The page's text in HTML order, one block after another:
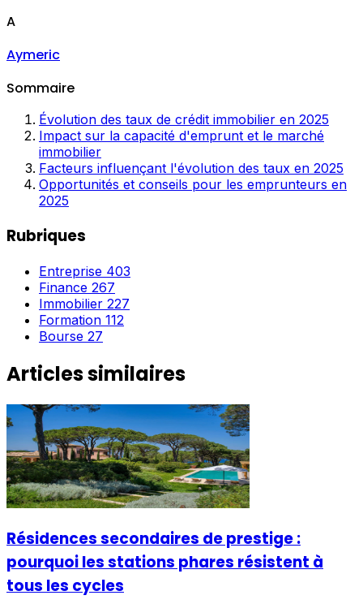
A
Aymeric
Sommaire
Évolution des taux de crédit immobilier en 2025
Impact sur la capacité d'emprunt et le marché
immobilier
Facteurs influençant l'évolution des taux en 2025
Opportunités et conseils pour les emprunteurs en
2025
Rubriques
Entreprise 403
Finance 267
Immobilier 227
Formation 112
Bourse 27
Articles similaires
Résidences secondaires de prestige :
pourquoi les stations phares résistent à
tous les cycles